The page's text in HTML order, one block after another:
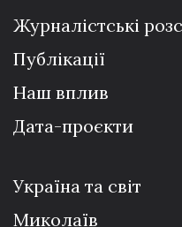
Журналістські
Публікації
Наш вплив
Дата-проєкти
Україна та світ
Миколаїв